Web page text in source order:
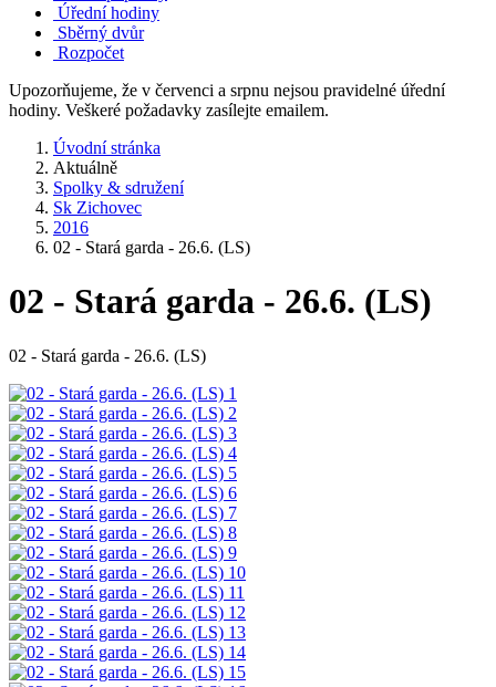
Úřední hodiny
Sběrný dvůr
Rozpočet
Upozorňujeme, že v červenci a srpnu nejsou pravidelné úřední
hodiny. Veškeré požadavky zasílejte emailem.
Úvodní stránka
Aktuálně
Spolky & sdružení
Sk Zichovec
2016
02 - Stará garda - 26.6. (LS)
02 - Stará garda - 26.6. (LS)
02 - Stará garda - 26.6. (LS)